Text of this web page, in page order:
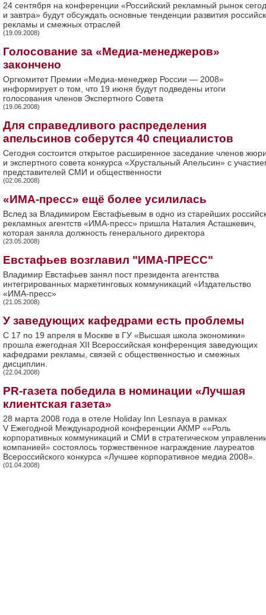
24 сентября на конференции «Российский рекламный рынок
и завтра» будут обсуждать основные тенденции развития
рекламы и смежных отраслей
(19.09.2008)
Голосование за «Медиа-менеджеров»
закончено
Оргкомитет Премии «Медиа-менеджер России — 2008»
информирует о том, что 19 июня будут подведены итоги
голосования членов Экспертного Совета
(19.06.2008)
Для справедливого распределения
апельсинов соберутся 40 специалистов
Сегодня состоится открытое расширенное заседание членов
и экспертного совета конкурса «Хрустальный Апельсин» с
представителей СМИ и общественности
(02.06.2008)
«ИМА-пресс» ещё более усилилась
Вслед за Владимиром Евстафьевым в одно из старейших
рекламных агентств «ИМА-пресс» пришла Наталия Асташкевич,
которая заняла должность генерального директора
(23.05.2008)
Евстафьев возглавил "ИМА-ПРЕСС"
Владимир Евстафьев занял пост президента агентства
интегрированных маркетинговых коммуникаций «Издательство
«ИМА-пресс»
(21.05.2008)
У заведующих кафедрами есть проблемы
С 17 по 19 апреля в Москве в ГУ «Высшая школа экономики»
прошла ежегодная XII Всероссийская конференция заведующих
кафедрами рекламы, связей с общественностью и смежных
дисциплин.
(22.04.2008)
PR-газета победила в номинации «Лучшая
клиентская газета»
28 марта 2008 года в отеле Holiday Inn Lesnaya в рамках
V Ежегодной Международной конференции АКМР ««Роль
корпоративных коммуникаций и СМИ в стратегическом
компанией» состоялось торжественное награждение лауреатов
Всероссийского конкурса «Лучшее корпоративное медиа 2008».
(01.04.2008)